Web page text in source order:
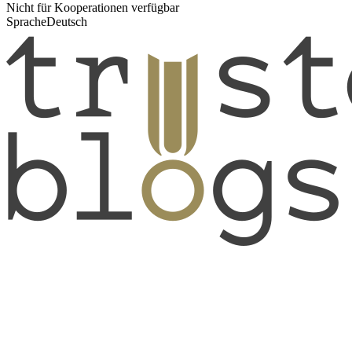
Nicht für Kooperationen verfügbar
SpracheDeutsch